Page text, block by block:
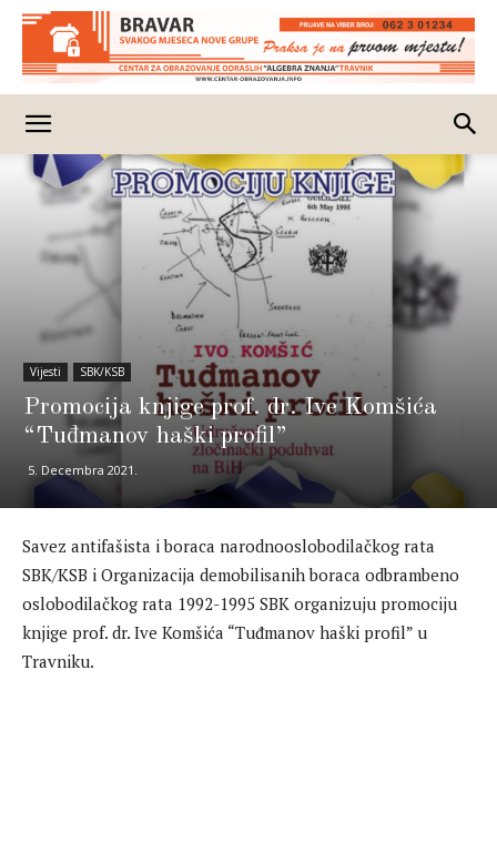
Vijesti SBK/KSB
Promocija knjige prof. dr. Ive Komšića
“Tuđmanov haški profil”
5. Decembra 2021.
Savez antifašista i boraca narodnooslobodilačkog rata
SBK/KSB i Organizacija demobilisanih boraca odbrambeno
oslobodilačkog rata 1992-1995 SBK organizuju promociju
knjige prof. dr. Ive Komšića “Tuđmanov haški profil” u
Travniku.